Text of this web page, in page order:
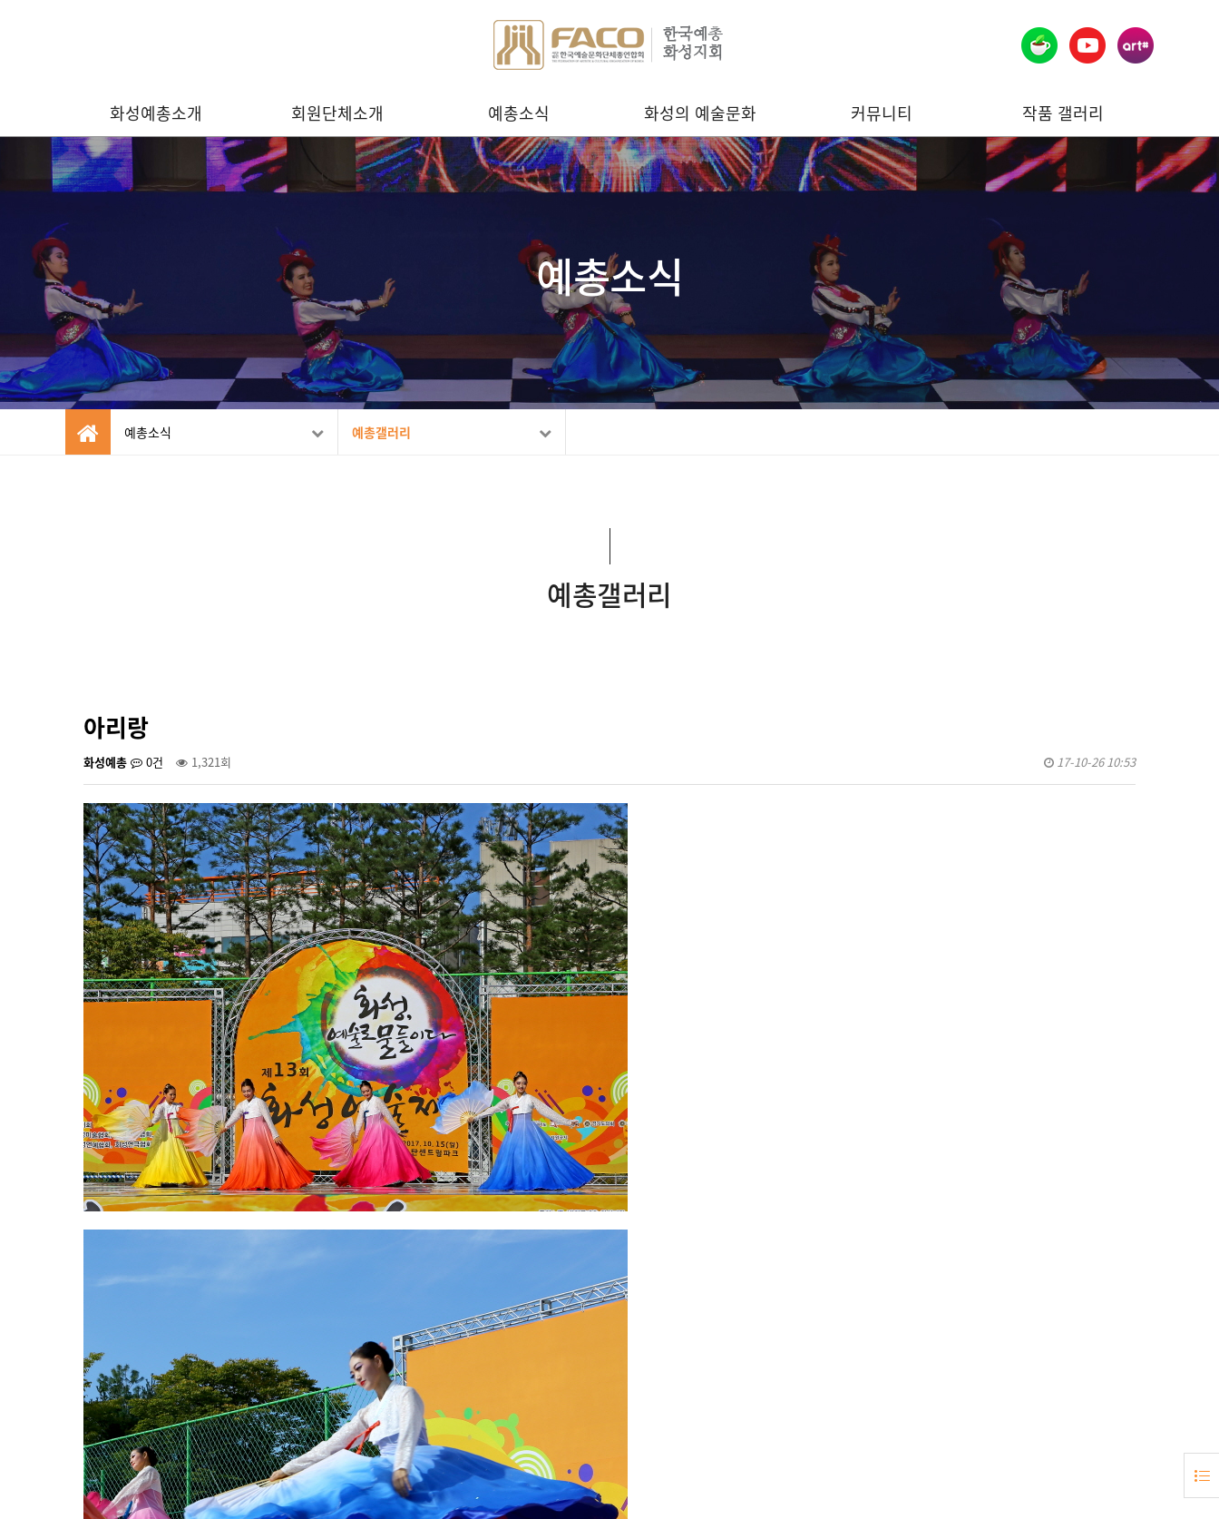
화성예총소개 회원단체소개 예총소식 화성의 예술문화 커뮤니티 작품 갤러리
예총소식
예총소식 예총갤러리
예총갤러리
아리랑
화성예총 0건 1,321회 17-10-26 10:53